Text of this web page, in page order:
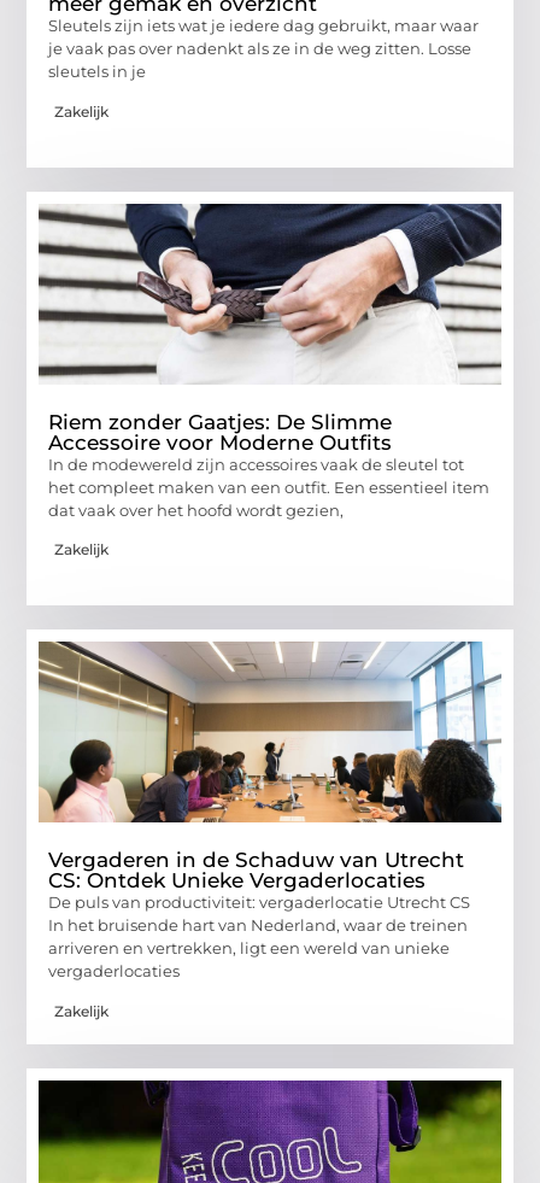
Sleutels zijn iets wat je iedere dag gebruikt, maar waar
je vaak pas over nadenkt als ze in de weg zitten. Losse
sleutels in je
Zakelijk
Riem zonder Gaatjes: De Slimme
Accessoire voor Moderne Outfits
In de modewereld zijn accessoires vaak de sleutel tot
het compleet maken van een outfit. Een essentieel item
dat vaak over het hoofd wordt gezien,
Zakelijk
Vergaderen in de Schaduw van Utrecht
CS: Ontdek Unieke Vergaderlocaties
De puls van productiviteit: vergaderlocatie Utrecht CS
In het bruisende hart van Nederland, waar de treinen
arriveren en vertrekken, ligt een wereld van unieke
vergaderlocaties
Zakelijk